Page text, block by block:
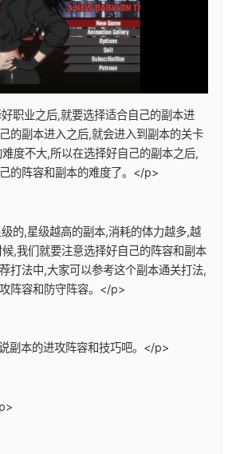
职业之后,就要选择适合自己的副本进
的副本进入之后,就会进入到副本的关卡
度不大,所以在选择好自己的副本之后,
的阵容和副本的难度了。</p>
的,星级越高的副本,消耗的体力越多,越
,我们就要注意选择好自己的阵容和副本
打法中,大家可以参考这个副本通关打法,
阵容和防守阵容。</p>
副本的进攻阵容和技巧吧。</p>